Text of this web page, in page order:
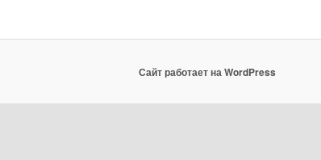
Сайт работает на WordPress